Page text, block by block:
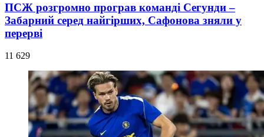
ПСЖ розгромно програв команді Сегунди –
Забарний серед найгірших, Сафонова зняли у
перерві
11 629